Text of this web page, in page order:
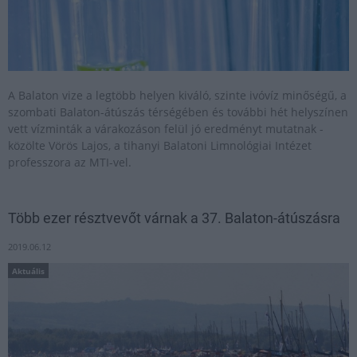
A Balaton vize a legtöbb helyen kiváló, szinte ivóvíz minőségű, a
szombati Balaton-átúszás térségében és további hét helyszínen
vett vízminták a várakozáson felül jó eredményt mutatnak -
közölte Vörös Lajos, a tihanyi Balatoni Limnológiai Intézet
professzora az MTI-vel.
Több ezer résztvevőt várnak a 37. Balaton-átúszásra
2019.06.12
Aktuális